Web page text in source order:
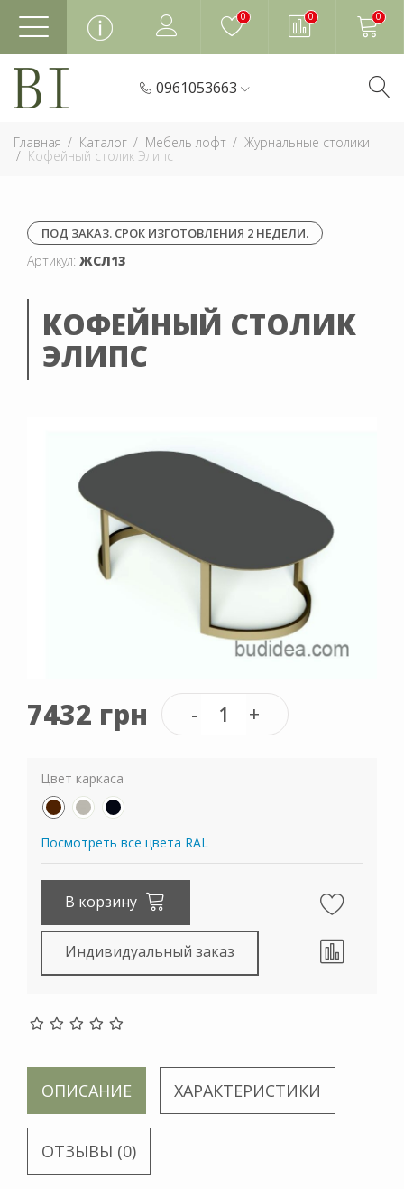
0 0 0
0961053663
Главная Каталог Мебель лофт Журнальные столики
Кофейный столик Элипс
ПОД ЗАКАЗ. СРОК ИЗГОТОВЛЕНИЯ 2 НЕДЕЛИ.
Артикул: ЖСЛ13
КОФЕЙНЫЙ СТОЛИК
ЭЛИПС
7432 грн
Цвет каркаса
Посмотреть все цвета RAL
В корзину
Индивидуальный заказ
ОПИСАНИЕ ХАРАКТЕРИСТИКИ
ОТЗЫВЫ (0)